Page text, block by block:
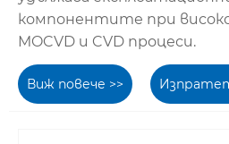
компонентите при
MOCVD и CVD процеси.
Виж повече >>